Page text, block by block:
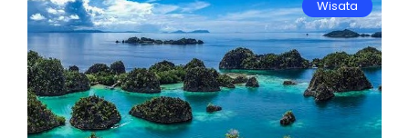
Wisata